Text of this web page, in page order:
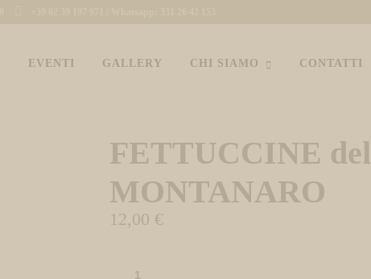
EVENTI GALLERY CHI SIAMO CONTATTI
FETTUCCINE del
MONTANARO
12,00 €